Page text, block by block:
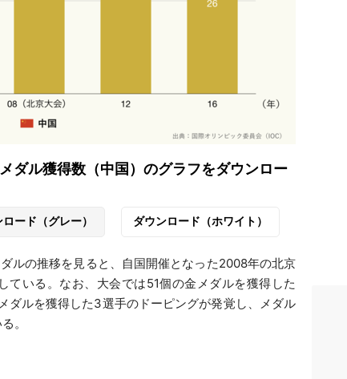
ダル獲得数（中国）のグラフをダウンロー
ード（グレー） ダウンロード（ホワイト）
ルの推移を見ると、自国開催となった2008年の北京
ている。なお、大会では51個の金メダルを獲得した
ダルを獲得した3選手のドーピングが発覚し、メダル
。